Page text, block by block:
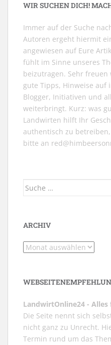
WIR SUCHEN DICH!
Immer auf der Suche
Autoren ergeht hiermit
angewiesen auf Eure
fühlt im Sinne unseres
beizutragen. Sehr
gute Tipps, Hinweise auf
Blogger, Initiativen und
weiterbringt. Kurz: was
Landwirten hilft Ihr
authentisch zu
bitte an
Suche
ARCHIV
Archiv
LandwirtOnline24 -
Die Seite nennt sich
nicht ganz zu Unrecht.
Termin rund um das